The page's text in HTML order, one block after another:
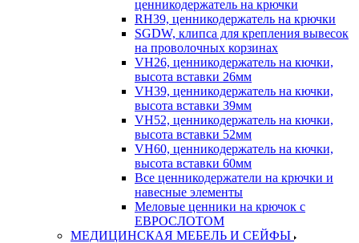
ценникодержатель на крючки
RH39, ценникодержатель на крючки
SGDW, клипса для крепления вывесок
на проволочных корзинах
VH26, ценникодержатель на кючки,
высота вставки 26мм
VH39, ценникодержатель на кючки,
высота вставки 39мм
VH52, ценникодержатель на кючки,
высота вставки 52мм
VH60, ценникодержатель на кючки,
высота вставки 60мм
Все ценникодержатели на крючки и
навесные элементы
Меловые ценники на крючок с
ЕВРОСЛОТОМ
МЕДИЦИНСКАЯ МЕБЕЛЬ И СЕЙФЫ